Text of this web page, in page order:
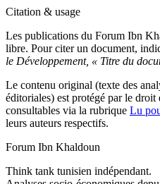
Citation & usage
Les publications du Forum Ibn
libre. Pour citer un document,
le Développement, « Titre du
Le contenu original (texte des
éditoriales) est protégé par le droit
consultables via la rubrique Lu
leurs auteurs respectifs.
Forum Ibn Khaldoun
Think tank tunisien indépendant.